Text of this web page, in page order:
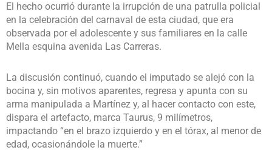
El hecho ocurrió durante la irrupción de una patrulla policial
en la celebración del carnaval de esta ciudad, que era
observada por el adolescente y sus familiares en la calle
Mella esquina avenida Las Carreras.
La discusión continuó, cuando el imputado se alejó con la
bocina y, sin motivos aparentes, regresa y apunta con su
arma manipulada a Martínez y, al hacer contacto con este,
dispara el artefacto, marca Taurus, 9 milímetros,
impactando “en el brazo izquierdo y en el tórax, al menor de
edad, ocasionándole la muerte.”